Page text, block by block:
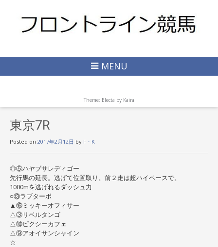
MENU
Theme: Electa by Kaira
東京7R
Posted on 2017年2月12日 by F・K
◎⑤ハヤブサレディゴー
先行馬の延長。逃げて位置取り。前２走は超ハイペースで。
1000mを逃げれるダッシュ力
○⑬ラブターボ
▲⑯ミッキーオフィサー
△③リベルタンゴ
△⑩ピクシーカフェ
△⑨アオイサンシャイン
☆